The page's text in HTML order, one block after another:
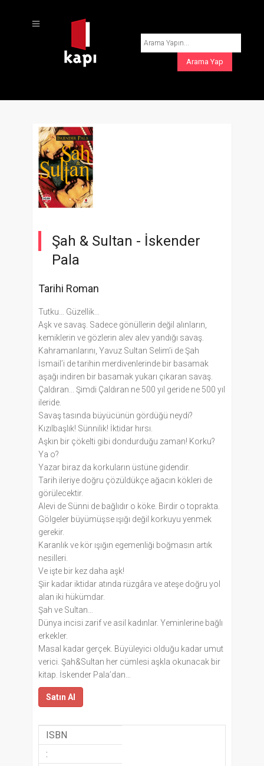
Şah & Sultan - İskender
Pala
Tarihi Roman
Tutku… Güzellik…
Aşk ve savaş. Sadece gönüllerin değil alınların,
kemiklerin ve gözlerin alev alev yandığı savaş.
Kahramanlarını, Yavuz Sultan Selim’i de Şah
İsmail’i de tarihin merdivenlerinde bir basamak
aşağı indiren bir basamak yukarı çıkaran savaş.
Çaldıran... Şimdi Çaldıran ne 500 yıl geride ne 500 yıl
ileride.
Savaş tasında büyücünün gördüğü neydi?
Kızılbaşlık! Sünnilik! İktidar hırsı.
Aşkın bir çökelti gibi dondurduğu zaman! Korku?
Ya o?
Yazar biraz da korkuların üstüne gidendir.
Tarih ileriye doğru çözüldükçe ağacın kökleri de
görülecektir.
Alevi de Sünni de bağlıdır o köke. Birdir o toprakta.
Gölgeler büyümüşse ışığı değil korkuyu yenmek
gerekir.
Karanlık ve kör ışığın egemenliği boğmasın artık
nesilleri.
Ve işte bir kez daha aşk!
Şiir kadar iktidar atında rüzgâra ve ateşe doğru yol
alan iki hükümdar.
Şah ve Sultan…
Dünya incisi zarif ve asil kadınlar. Yeminlerine bağlı
erkekler.
Masal kadar gerçek. Büyüleyici olduğu kadar umut
verici. Şah&Sultan her cümlesi aşkla okunacak bir
kitap. İskender Pala’dan…
Satın Al
ISBN
: